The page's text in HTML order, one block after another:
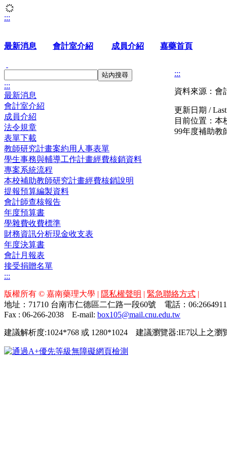
:::
最新消息 會計室介紹 成員介紹 嘉藥首頁
站內搜尋
:::
最新消息
會計室介紹
成員介紹
法令規章
表單下載
教師研究計畫案約用人事表單
學生事務與輔導工作計畫經費核銷資料
專案系統流程
本校補助教師研究計畫經費核銷說明
提報預算編製資料
會計師查核報告
年度預算書
學雜費收費標準
財務資訊分析現金收支表
年度決算書
會計月報表
接受捐贈名單
:::
資料來源：會
更新日期 /
目前位置： 本
99年度補助教
:::
版權所有 © 嘉南藥理大學 | 隱私權聲明 | 緊急聯絡方式 |
地址：71710 台南市仁德區二仁路一段60號 電話：
Fax : 06-266-2038 E-mail: box105@mail.cnu.edu.tw
建議解析度:1024*768 或 1280*1024 建議瀏覽器:IE7以上之瀏